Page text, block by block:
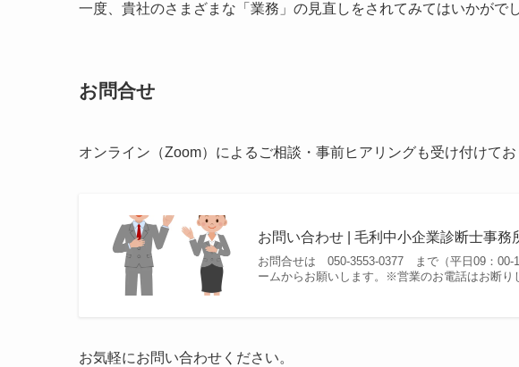
一度、貴社のさまざまな「業務」の見直しをされてみてはいかがで
お問合せ
オンライン（Zoom）によるご相談・事前ヒアリングも受け付けてお
お問い合わせ | 毛利中小企業診断士事務
お問合せは 050-3553-0377 まで（平日09：00-
ームからお願いします。※営業のお電話はお断
お気軽にお問い合わせください。